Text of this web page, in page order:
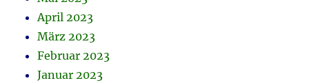
April 2023
März 2023
Februar 2023
Januar 2023